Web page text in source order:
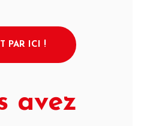
PAR ICI !
avez